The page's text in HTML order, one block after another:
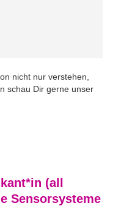
nicht nur verstehen,
schau Dir gerne unser
(all
Sensorsysteme